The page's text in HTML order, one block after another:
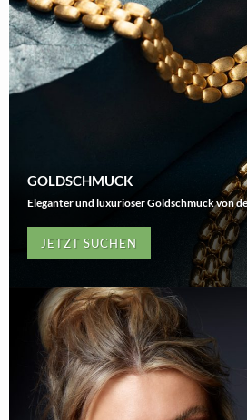
GOLDSCHMUCK
Eleganter und luxuriöser Goldschmuck von
JETZT SUCHEN